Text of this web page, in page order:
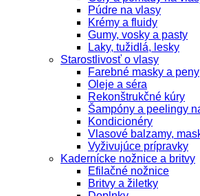
Púdre na vlasy
Krémy a fluidy
Gumy, vosky a pasty
Laky, tužidlá, lesky
Starostlivosť o vlasy
Farebné masky a peny
Oleje a séra
Rekonštrukčné kúry
Šampóny a peelingy
Kondicionéry
Vlasové balzamy,
Vyživujúce prípravky
Kadernícke nožnice a britvy
Efilačné nožnice
Britvy a žiletky